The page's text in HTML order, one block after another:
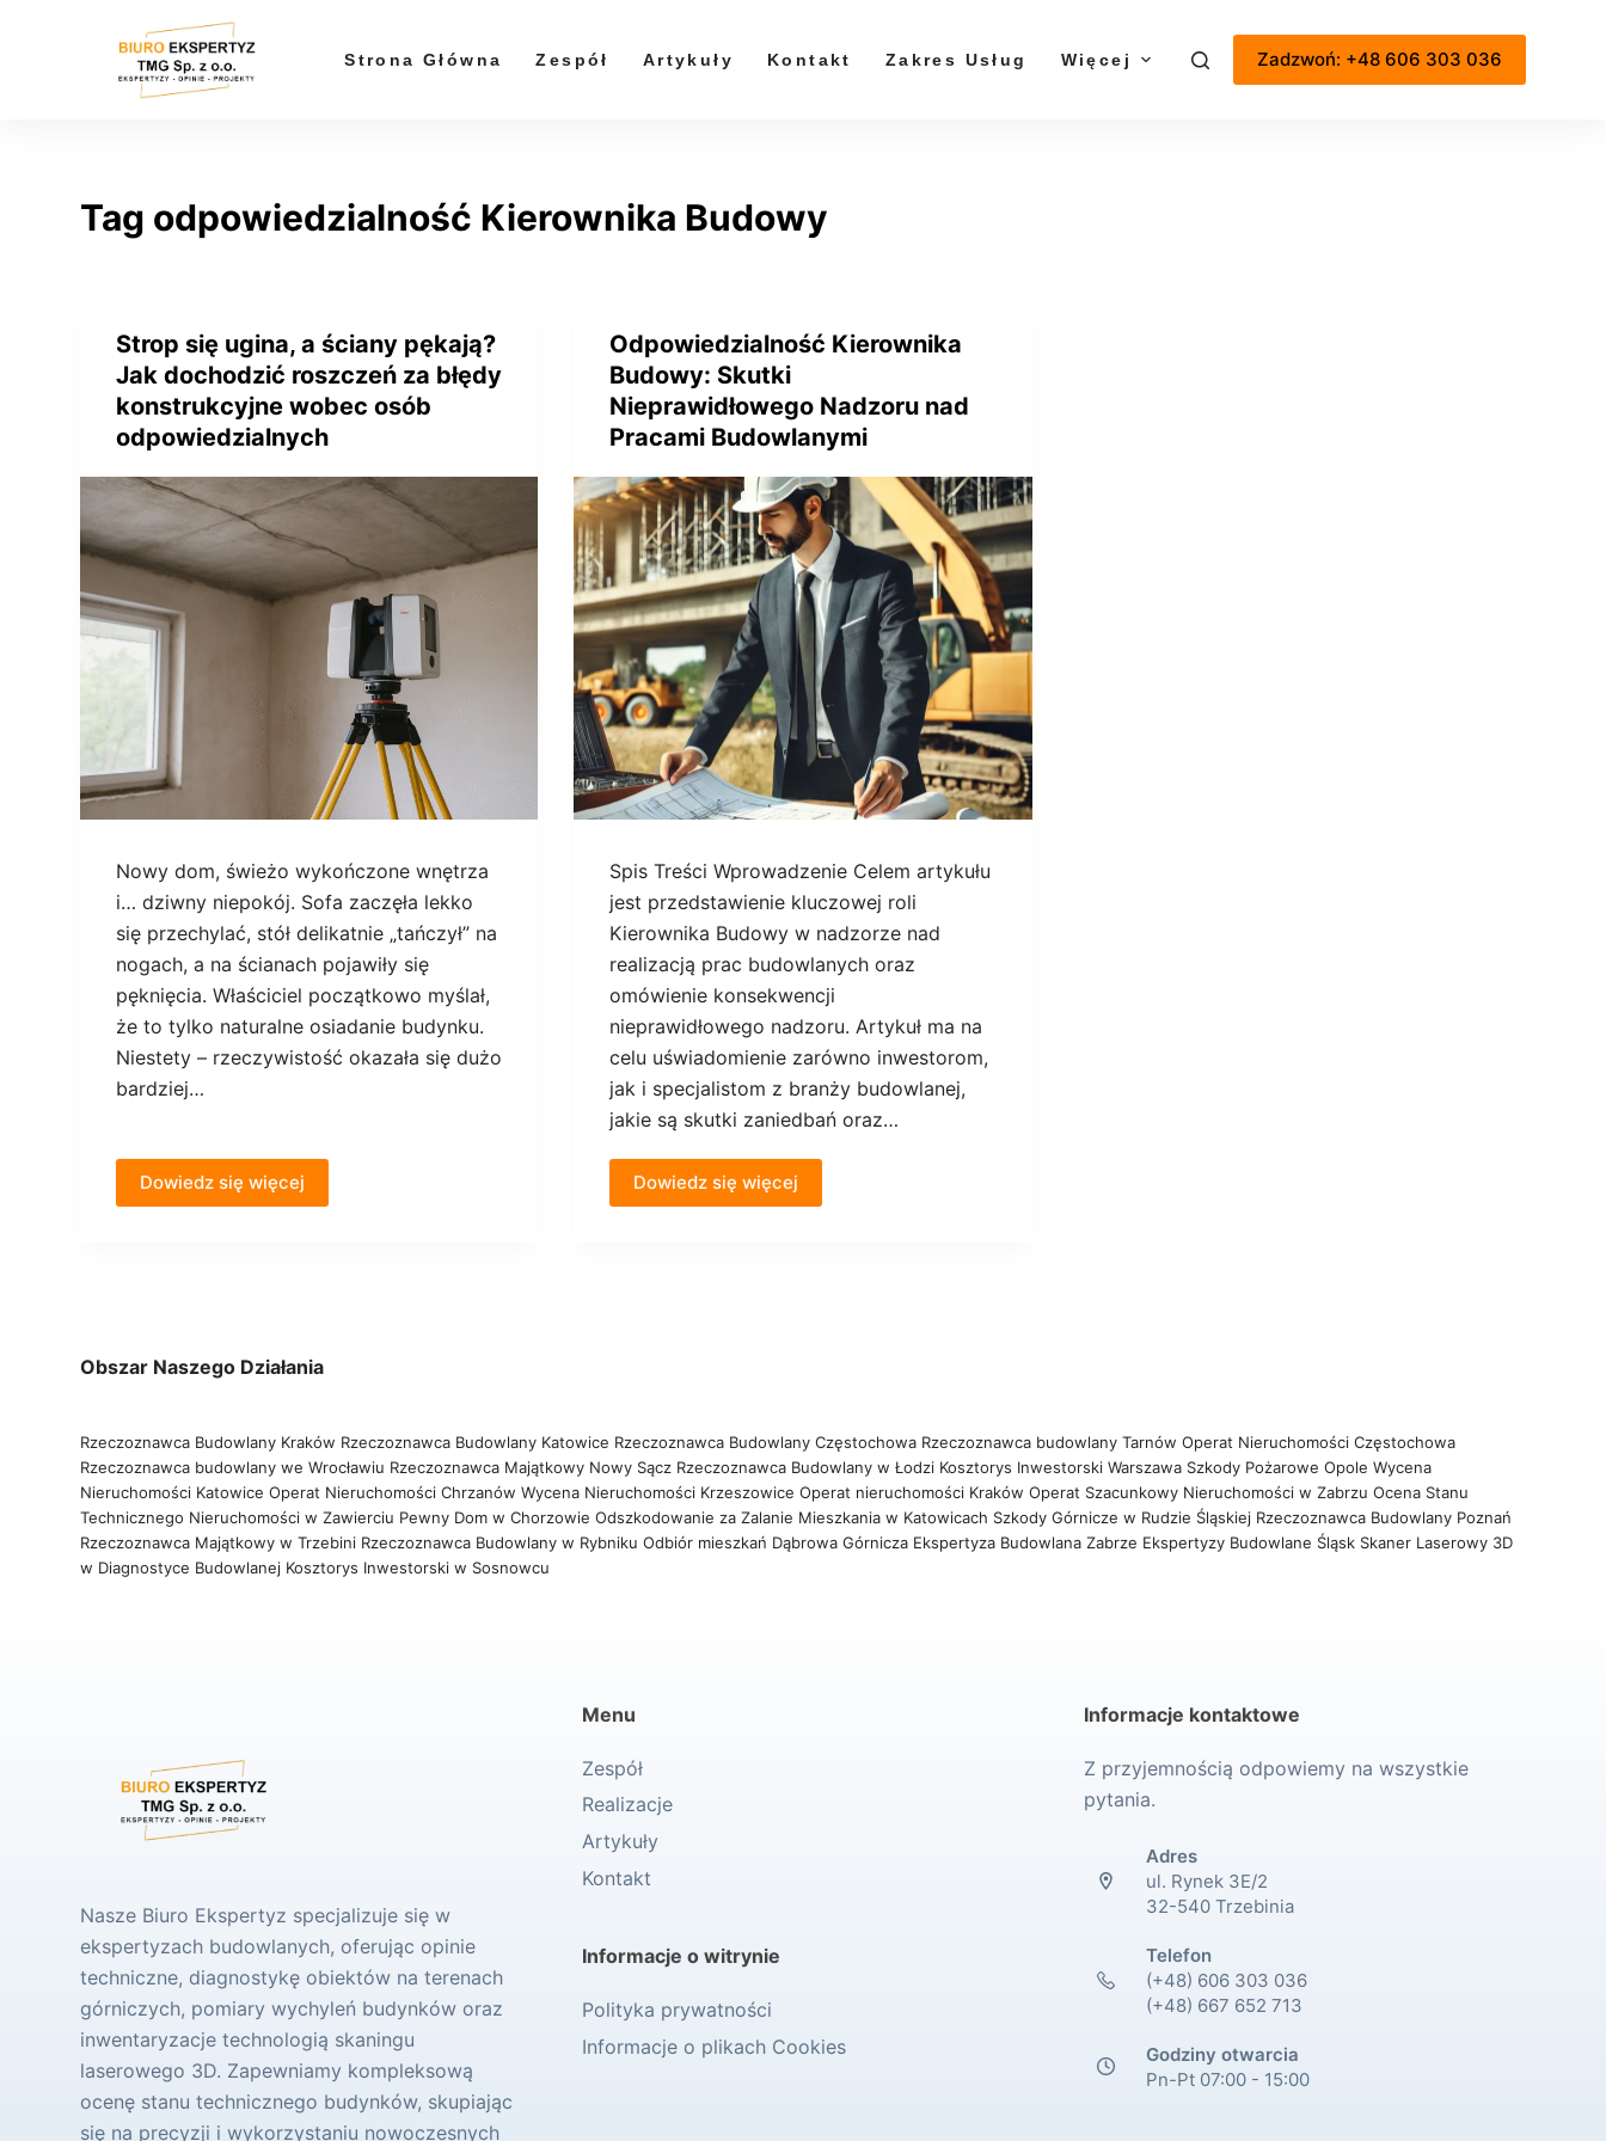
Strona Główna Zespół Artykuły Kontakt Zakres Usług Więcej Zadzwoń: +48 606 303 036
Tag odpowiedzialność Kierownika Budowy
Strop się ugina, a ściany pękają?
Jak dochodzić roszczeń za błędy
konstrukcyjne wobec osób
odpowiedzialnych
Nowy dom, świeżo wykończone wnętrza
i… dziwny niepokój. Sofa zaczęła lekko
się przechylać, stół delikatnie „tańczył” na
nogach, a na ścianach pojawiły się
pęknięcia. Właściciel początkowo myślał,
że to tylko naturalne osiadanie budynku.
Niestety – rzeczywistość okazała się dużo
bardziej…
Dowiedz się więcej
Odpowiedzialność Kierownika
Budowy: Skutki
Nieprawidłowego Nadzoru nad
Pracami Budowlanymi
Spis Treści Wprowadzenie Celem artykułu
jest przedstawienie kluczowej roli
Kierownika Budowy w nadzorze nad
realizacją prac budowlanych oraz
omówienie konsekwencji
nieprawidłowego nadzoru. Artykuł ma na
celu uświadomienie zarówno inwestorom,
jak i specjalistom z branży budowlanej,
jakie są skutki zaniedbań oraz…
Dowiedz się więcej
Obszar Naszego Działania
Rzeczoznawca Budowlany Kraków Rzeczoznawca Budowlany Katowice Rzeczoznawca Budowlany Częstochowa Rzeczoznawca budowlany Tarnów Operat Nieruchomości Częstochowa
Rzeczoznawca budowlany we Wrocławiu Rzeczoznawca Majątkowy Nowy Sącz Rzeczoznawca Budowlany w Łodzi Kosztorys Inwestorski Warszawa Szkody Pożarowe OpoleWycena
Nieruchomości Katowice Operat Nieruchomości Chrzanów Wycena Nieruchomości KrzeszowiceOperat nieruchomości Kraków Operat Szacunkowy Nieruchomości w ZabrzuOcena Stanu
Technicznego Nieruchomości w Zawierciu Pewny Dom w Chorzowie Odszkodowanie za Zalanie Mieszkania w Katowicach Szkody Górnicze w Rudzie Śląskiej Rzeczoznawca Budowlany Poznań
Rzeczoznawca Majątkowy w Trzebini Rzeczoznawca Budowlany w RybnikuOdbiór mieszkań Dąbrowa Górnicza Ekspertyza Budowlana Zabrze Ekspertyzy Budowlane Śląsk Skaner Laserowy 3D
w Diagnostyce Budowlanej Kosztorys Inwestorski w Sosnowcu
Nasze Biuro Ekspertyz specjalizuje się w
ekspertyzach budowlanych, oferując opinie
techniczne, diagnostykę obiektów na terenach
górniczych, pomiary wychyleń budynków oraz
inwentaryzacje technologią skaningu
laserowego 3D. Zapewniamy kompleksową
ocenę stanu technicznego budynków, skupiając
się na precyzji i wykorzystaniu nowoczesnych
Menu
Zespół
Realizacje
Artykuły
Kontakt
Informacje o witrynie
Polityka prywatności
Informacje o plikach Cookies
Informacje kontaktowe
Z przyjemnością odpowiemy na wszystkie
pytania.
Adres
ul. Rynek 3E/2
32-540 Trzebinia
Telefon
(+48) 606 303 036
(+48) 667 652 713
Godziny otwarcia
Pn-Pt 07:00 - 15:00